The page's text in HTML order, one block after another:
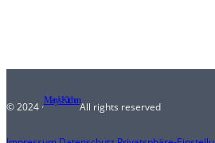
© 2024 ·Mary's KitchenAll rights reserved